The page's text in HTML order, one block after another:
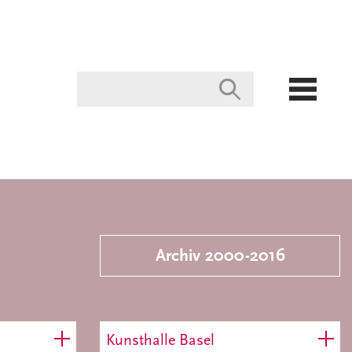
Archiv 2000-2016
Kunsthalle Basel